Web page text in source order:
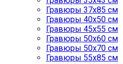
Гравюры 37x85 см
Гравюры 40x50 см
Гравюры 45x55 см
Гравюры 50x60 см
Гравюры 50x70 см
Гравюры 55x85 см